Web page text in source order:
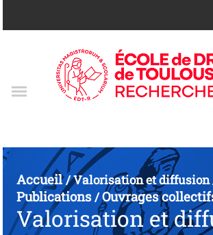
Accueil/Valorisation et diffusion
Publications/Ouvrages
Valorisation et